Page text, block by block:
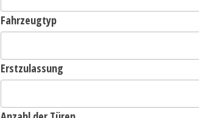
Fahrzeugtyp
Erstzulassung